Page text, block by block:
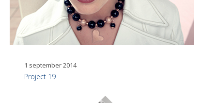
1 september 2014
Project 19